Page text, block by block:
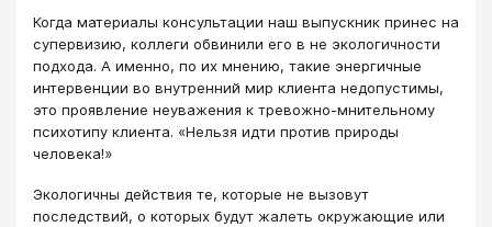
Когда материалы консультации наш выпускник принес на
супервизию, коллеги обвинили его в не экологичности
подхода. А именно, по их мнению, такие энергичные
интервенции во внутренний мир клиента недопустимы,
это проявление неуважения к тревожно-мнительному
психотипу клиента. «Нельзя идти против природы
человека!»
Экологичны действия те, которые не вызовут
последствий, о которых будут жалеть окружающие или